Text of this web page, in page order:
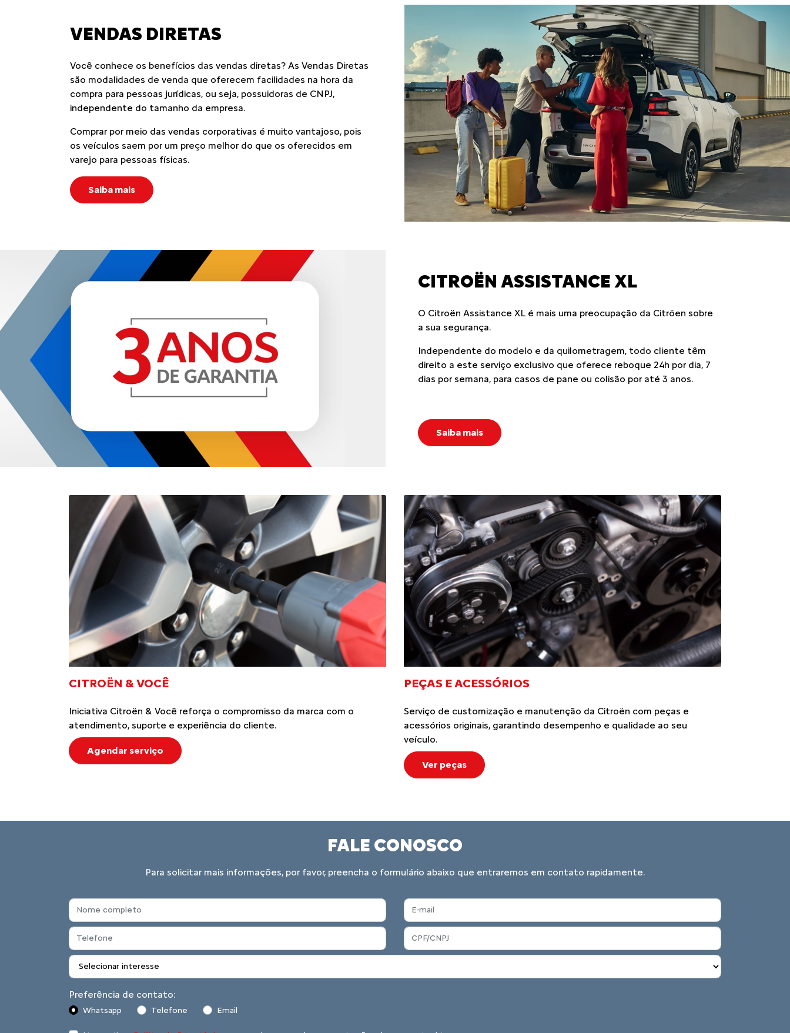
VENDAS DIRETAS
Você conhece os benefícios das vendas diretas? As Vendas Diretas
são modalidades de venda que oferecem facilidades na hora da
compra para pessoas jurídicas, ou seja, possuidoras de CNPJ,
independente do tamanho da empresa.
Comprar por meio das vendas corporativas é muito vantajoso, pois
os veículos saem por um preço melhor do que os oferecidos em
varejo para pessoas físicas.
Saiba mais
CITROËN ASSISTANCE XL
O Citroën Assistance XL é mais uma preocupação da Citröen sobre
a sua segurança.
Independente do modelo e da quilometragem, todo cliente têm
direito a este serviço exclusivo que oferece reboque 24h por dia, 7
dias por semana, para casos de pane ou colisão por até 3 anos.
Saiba mais
CITROËN & VOCÊ
Iniciativa Citroën & Você reforça o compromisso da marca com o
atendimento, suporte e experiência do cliente.
Agendar serviço
PEÇAS E ACESSÓRIOS
Serviço de customização e manutenção da Citroën com peças e
acessórios originais, garantindo desempenho e qualidade ao seu
veículo.
Ver peças
FALE CONOSCO
Para solicitar mais informações, por favor, preencha o formulário abaixo que entraremos em contato rapidamente.
Preferência de contato:
Whatsapp Telefone Email